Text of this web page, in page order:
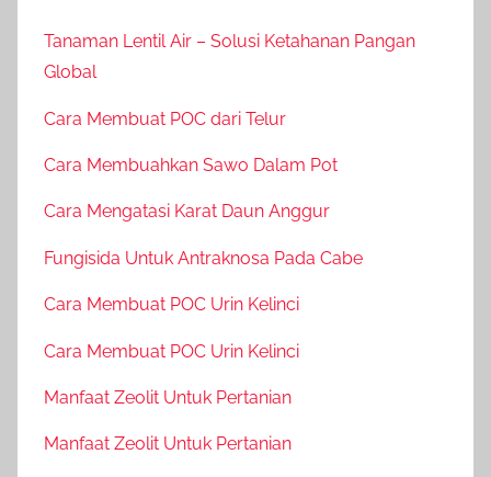
Tanaman Lentil Air – Solusi Ketahanan Pangan
Global
Cara Membuat POC dari Telur
Cara Membuahkan Sawo Dalam Pot
Cara Mengatasi Karat Daun Anggur
Fungisida Untuk Antraknosa Pada Cabe
Cara Membuat POC Urin Kelinci
Cara Membuat POC Urin Kelinci
Manfaat Zeolit Untuk Pertanian
Manfaat Zeolit Untuk Pertanian